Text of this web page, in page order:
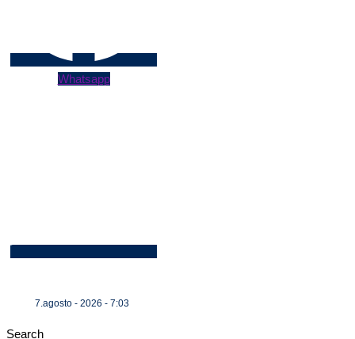
Whatsapp
7.agosto - 2026 - 7:03
Search